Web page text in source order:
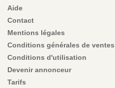
Aide
Contact
Mentions légales
Conditions générales de ventes
Conditions d'utilisation
Devenir annonceur
Tarifs